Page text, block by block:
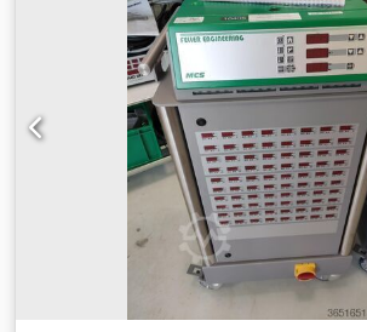
DE PNEUS DISPONÍVEL. TAMBÉM
PIROLÍTICA DE TESTE DE 10 KG PARA
PNEUS E MATERIAIS PLÁSTICOS EM ÓLEO
TAMBÉM DISPONÍVEL MINI REFINARIA
TRANSFORMAR ÓLEO DE PIROLÍTICA EM
CAPACIDADE DE 10 KG. PRODUÇÃO
FUMO, RECICLAGEM DE AÇO. PODE SER
AGENDAMENTO EM BORDEAUX,